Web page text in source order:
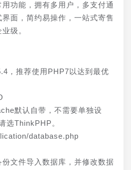
功能，拥有多用户，多支付通
面，简约易操作，一站式寄售
级。
，推荐使用PHP7以达到最优
默认自带，不需要单独设
选ThinkPHP。
database.php
文件导入数据库，并修改数据